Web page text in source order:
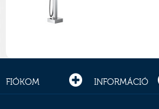
FIÓKOM INFORMÁCIÓ